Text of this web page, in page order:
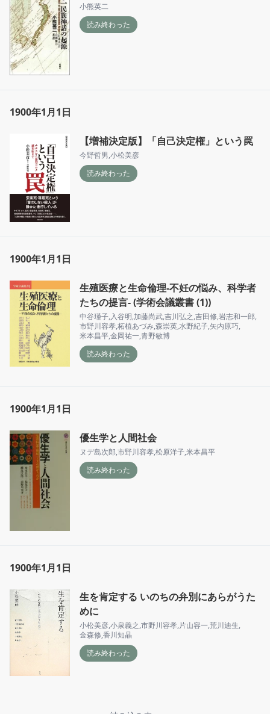
小熊英二
読み終わった
1900年1月1日
【増補決定版】「自己決定権」という罠
今野哲男,小松美彦
読み終わった
1900年1月1日
生殖医療と生命倫理-不妊の悩み、科学者
たちの提言- (学術会議叢書 (1))
中谷瑾子,入谷明,加藤尚武,吉川弘之,吉田修,岩志和一郎,
市野川容孝,柘植あづみ,森崇英,水野紀子,矢内原巧,
米本昌平,金岡祐一,青野敏博
読み終わった
1900年1月1日
優生学と人間社会
ヌデ島次郎,市野川容孝,松原洋子,米本昌平
読み終わった
1900年1月1日
生を肯定する いのちの弁別にあらがうた
めに
小松美彦,小泉義之,市野川容孝,片山容一,荒川迪生,
金森修,香川知晶
読み終わった